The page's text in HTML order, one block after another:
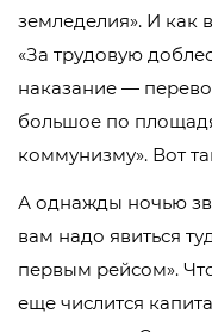
земледелия». И как
«За трудовую
наказание —
большое по
коммунизму». Вот
А однажды ночью
вам надо явиться
первым рейсом».
еще числится